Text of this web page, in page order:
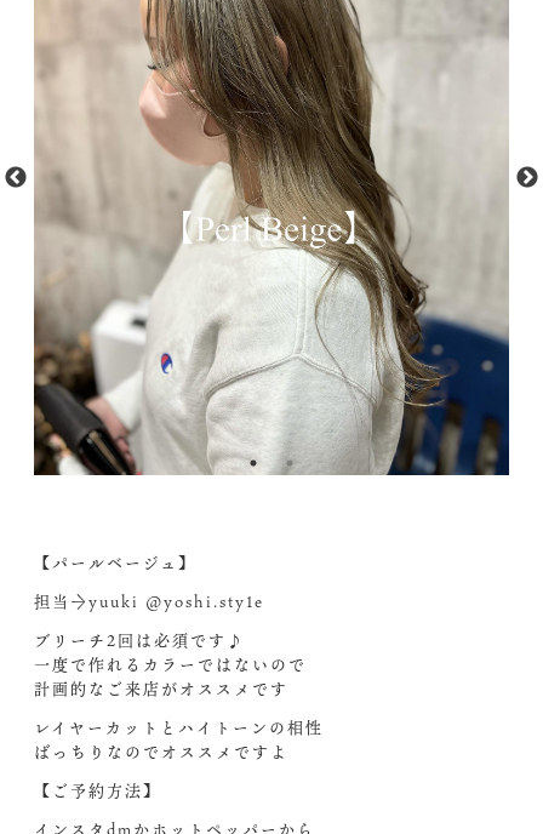
【パールベージュ】
担当→yuuki @yoshi.sty1e
ブリーチ2回は必須です♪
一度で作れるカラーではないので
計画的なご来店がオススメです
レイヤーカットとハイトーンの相性
ばっちりなのでオススメですよ‍
【ご予約方法】